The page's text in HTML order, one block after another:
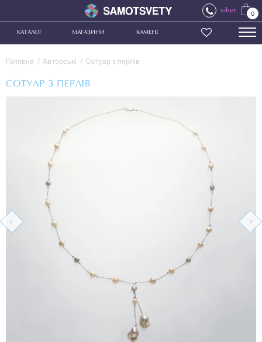
viber 0
КАТАЛОГ МАГАЗИНИ КАМЕНІ
Головна Авторські Сотуар з перлів
СОТУАР З ПЕРЛІВ